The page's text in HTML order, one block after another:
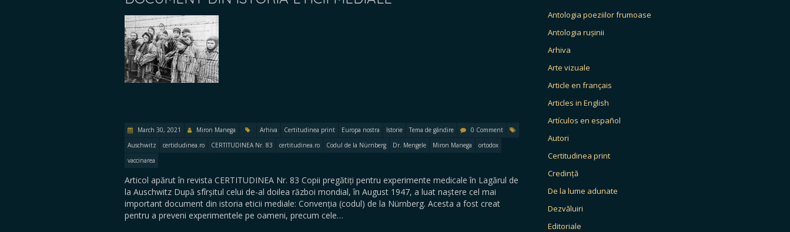
March 30, 2021 Miron Manega Arhiva Certitudinea print Europa nostra Istorie Tema de gândire
0 Comment
Auschwitz
certidudinea.ro CERTITUDINEA Nr. 83 certitudinea.ro Codul de la Nürnberg Dr. Mengele Miron Manega
ortodox
vaccinarea
Articol apărut în revista CERTITUDINEA Nr. 83 Copii pregătiți pentru experimente medicale în Lagărul de
la Auschwitz După sfîrșitul celui de-al doilea război mondial, în August 1947, a luat naștere cel mai
important document din istoria eticii mediale: Convenția (codul) de la Nürnberg. Acesta a fost creat
pentru a preveni experimentele pe oameni, precum cele…
Antologia poeziilor frumoase
Antologia rușinii
Arhiva
Arte vizuale
Article en français
Articles in English
Artículos en español
Autori
Certitudinea print
Credință
De la lume adunate
Dezvăluiri
Editoriale